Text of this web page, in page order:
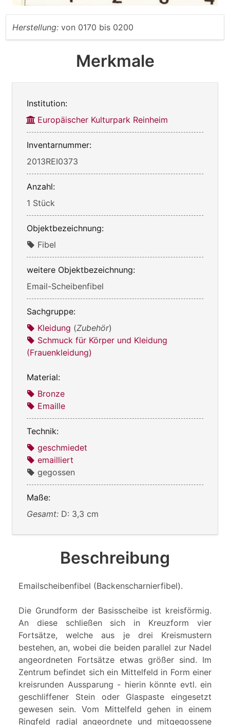
Herstellung: von 0170 bis 0200
Merkmale
Institution:
Europäischer Kulturpark Reinheim
Inventarnummer:
2013REI0373
Anzahl:
1 Stück
Objektbezeichnung:
Fibel
weitere Objektbezeichnung:
Email-Scheibenfibel
Sachgruppe:
Kleidung (Zubehör)
Schmuck für Körper und Kleidung
(Frauenkleidung)
Material:
Bronze
Emaille
Technik:
geschmiedet
emailliert
gegossen
Maße:
Gesamt: D: 3,3 cm
Beschreibung
Emailscheibenfibel (Backenscharnierfibel).
Die Grundform der Basisscheibe ist kreisförmig.
An diese schließen sich in Kreuzform vier
Fortsätze, welche aus je drei Kreismustern
bestehen, an, wobei die beiden parallel zur Nadel
angeordneten Fortsätze etwas größer sind. Im
Zentrum befindet sich ein Mittelfeld in Form einer
kreisrunden Aussparung - hierin könnte evtl. ein
geschliffener Stein oder Glaspaste eingesetzt
gewesen sein. Vom Mittelfeld gehen in einem
Ringfeld radial angeordnete und mitgegossene